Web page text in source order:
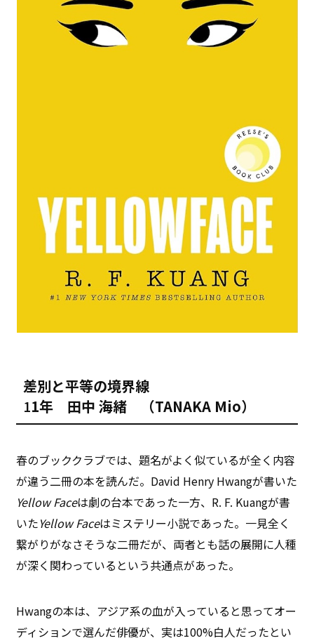
差別と平等の境界線
11年 田中 海緒 （TANAKA Mio）
春のブッククラブでは、題名がよく似ているが全く内容
が違う二冊の本を読んだ。David Henry Hwangが書いた
Yellow Faceは劇の台本であった一方、R. F. Kuangが書
いたYellow Faceはミステリー小説であった。一見全く
繋がりがなさそうな二冊だが、両者とも話の展開に人種
が深く関わっているという共通点があった。
Hwangの本は、アジア系の血が入っていると思ってオー
ディションで選んだ俳優が、実は100%白人だったとい